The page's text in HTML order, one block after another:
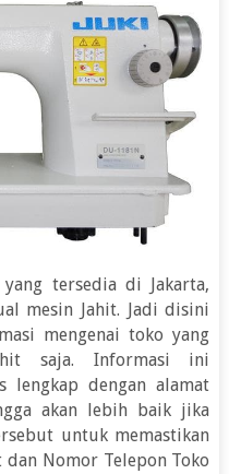
tersedia di Jakarta,
mesin Jahit. Jadi disini
mengenai toko yang
saja. Informasi ini
lengkap dengan alamat
akan lebih baik jika
untuk memastikan
dan Nomor Telepon Toko